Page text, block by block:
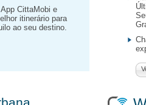
CittaMobi e
itinerário para
ao seu destino.